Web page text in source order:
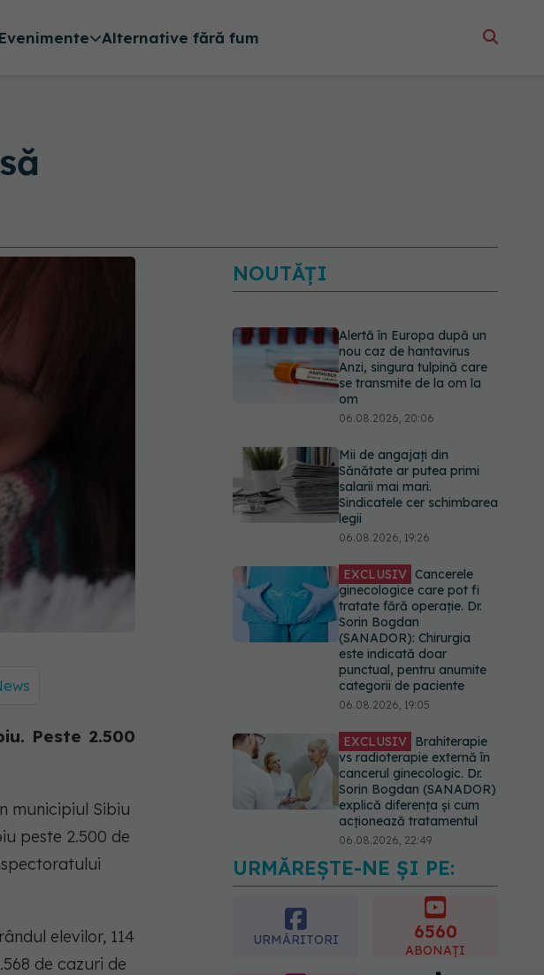
Evenimente Alternative fără fum
Peste 2.500
municipiul Sibiu
peste 2.500 de
elevilor, 114
de cazuri de
NOUTĂȚI
Alertă în Europa după un
nou caz de hantavirus
Anzi, singura tulpină care
se transmite de la om la
om
06.08.2026, 20:06
Mii de angajați din
Sănătate ar putea primi
salarii mai mari.
Sindicatele cer schimbarea
legii
06.08.2026, 19:26
EXCLUSIV Cancerele
ginecologice care pot fi
tratate fără operație. Dr.
Sorin Bogdan
(SANADOR): Chirurgia
este indicată doar
punctual, pentru anumite
categorii de paciente
06.08.2026, 19:05
EXCLUSIV Brahiterapie
vs radioterapie externă în
cancerul ginecologic. Dr.
Sorin Bogdan (SANADOR)
explică diferența și cum
acționează tratamentul
06.08.2026, 22:49
EXCLUSIV De ce unele
paciente cu cancer de col
uterin nu mai ajung la
operație. Dr. Sorin Bogdan
(SANADOR): Intervenția
chirurgicală, doar în situații
URMĂREȘTE-NE ȘI PE:
URMĂRITORI 6560
ABONAȚI